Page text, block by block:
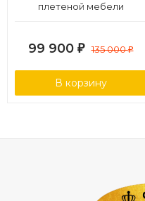
плетеной мебели
99 900 ₽ 135 000₽
В корзину